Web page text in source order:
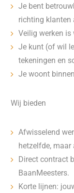
Je bent
richting klanten
Veilig werken
Je kunt (of wil
tekeningen en
Je woont
Wij bieden
Afwisselend
hetzelfde,
Direct contract
BaanMeesters.
Korte lijnen: